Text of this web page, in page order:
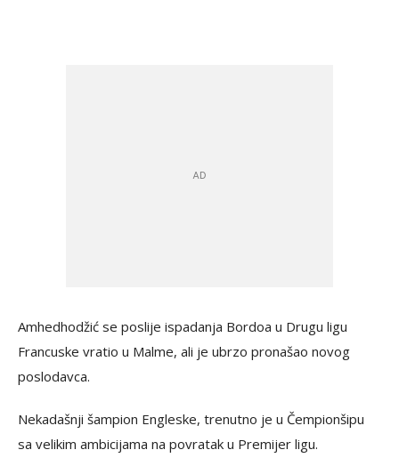
Amhedhodžić se poslije ispadanja Bordoa u Drugu ligu
Francuske vratio u Malme, ali je ubrzo pronašao novog
poslodavca.
Nekadašnji šampion Engleske, trenutno je u Čempionšipu
sa velikim ambicijama na povratak u Premijer ligu.